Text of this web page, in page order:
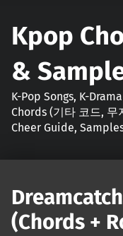
Kpop
&
K-Pop Songs, K-
Chords (기타 코드,
Cheer Guide,
(Chords +